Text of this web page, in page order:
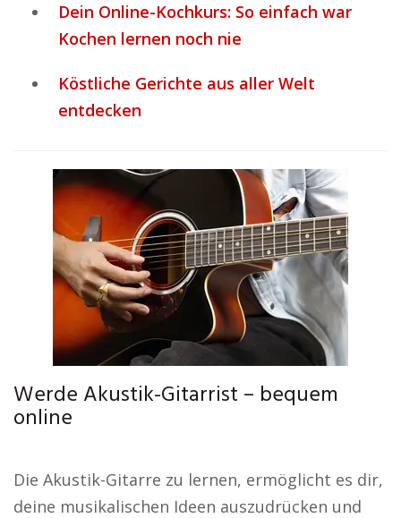
Dein Online-Kochkurs: So einfach war
Kochen lernen noch nie
Köstliche Gerichte aus aller Welt
entdecken
Werde Akustik-Gitarrist – bequem
online
Die Akustik-Gitarre zu lernen, ermöglicht es dir,
deine musikalischen Ideen auszudrücken und